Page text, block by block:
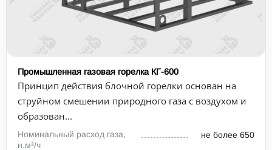
Промышленная газовая горелка КГ-600
Принцип действия блочной горелки основан на
струйном смешении природного газа с воздухом и
образован...
Номинальный расход газа,
н.м³/ч
не более 650